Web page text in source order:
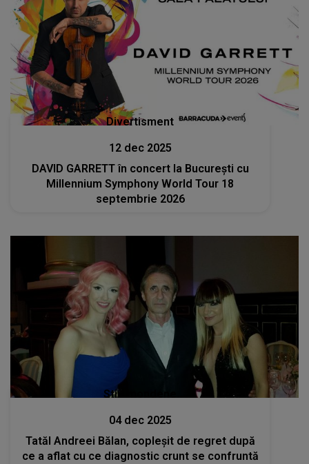
Divertisment
12 dec 2025
DAVID GARRETT în concert la București cu
Millennium Symphony World Tour 18
septembrie 2026
Stiri mondene
04 dec 2025
Tatăl Andreei Bălan, copleșit de regret după
ce a aflat cu ce diagnostic crunt se confruntă